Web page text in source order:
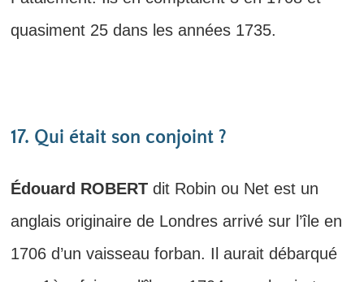
quasiment 25 dans les années 1735.
17. Qui était son conjoint ?
Édouard ROBERTdit Robin ou Net est un
anglais originaire de Londres arrivé sur l’île en
1706 d’un vaisseau forban. Il aurait débarqué